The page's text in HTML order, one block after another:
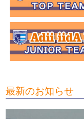
最新のお知らせ